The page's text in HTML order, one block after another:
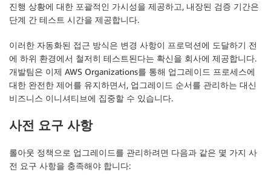
진행 상황에 대한 포괄적인 가시성을 제공하고, 내장된 검증 기간은
단계 간 테스트 시간을 제공합니다.
이러한 자동화된 접근 방식은 변경 사항이 프로덕션에 도달하기 전
에 하위 환경에서 철저히 테스트된다는 확신을 회사에 제공합니다.
개발팀은 이제 AWS Organizations를 통해 업그레이드 프로세스에
대한 완전한 제어를 유지하면서, 업그레이드 순서를 관리하는 대신
비즈니스 이니셔티브에 집중할 수 있습니다.
사전 요구 사항
롤아웃 정책으로 업그레이드를 관리하려면 다음과 같은 몇 가지 사
전 요구 사항을 충족해야 합니다: